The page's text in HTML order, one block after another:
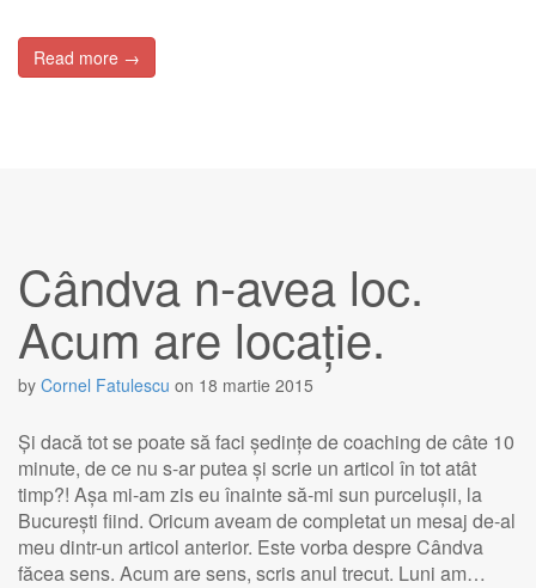
Read more →
Cândva n-avea loc.
Acum are locație.
by Cornel Fatulescu on 18 martie 2015
Și dacă tot se poate să faci ședințe de coaching de câte 10
minute, de ce nu s-ar putea și scrie un articol în tot atât
timp?! Așa mi-am zis eu înainte să-mi sun purcelușii, la
București fiind. Oricum aveam de completat un mesaj de-al
meu dintr-un articol anterior. Este vorba despre Cândva
făcea sens. Acum are sens, scris anul trecut. Luni am…